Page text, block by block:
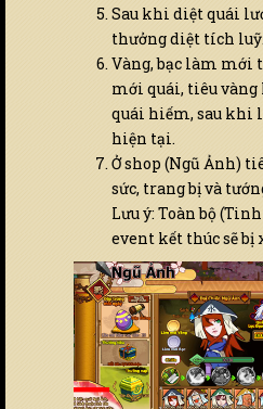
Sau khi diệt quái
thưởng diệt tích luỹ.
Vàng, bạc làm mới
mới quái, tiêu
quái hiếm, sau khi
hiện tại.
Ở shop (Ngũ Ảnh)
sức, trang bị và
Lưu ý: Toàn bộ
event kết thúc sẽ bị